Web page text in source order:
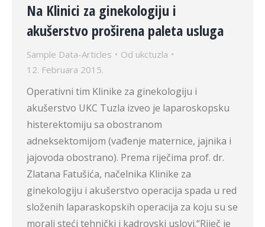
Na Klinici za ginekologiju i
akušerstvo proširena paleta usluga
Sample Data-Articles Od ukctuzla
12. Februara 2015.
Operativni tim Klinike za ginekologiju i
akušerstvo UKC Tuzla izveo je laparoskopsku
histerektomiju sa obostranom
adneksektomijom (vađenje maternice, jajnika i
jajovoda obostrano). Prema riječima prof. dr.
Zlatana Fatušića, načelnika Klinike za
ginekologiju i akušerstvo operacija spada u red
složenih laparaskopskih operacija za koju su se
morali steći tehnički i kadrovski uslovi.“Riječ je